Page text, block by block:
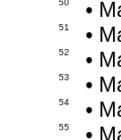
50 •
51 •
52 •
53 •
54 •
55 •